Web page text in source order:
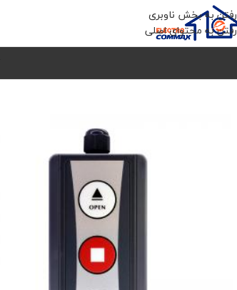
رفتن به بخش ناوبری
رفتن به محتوای اصلی